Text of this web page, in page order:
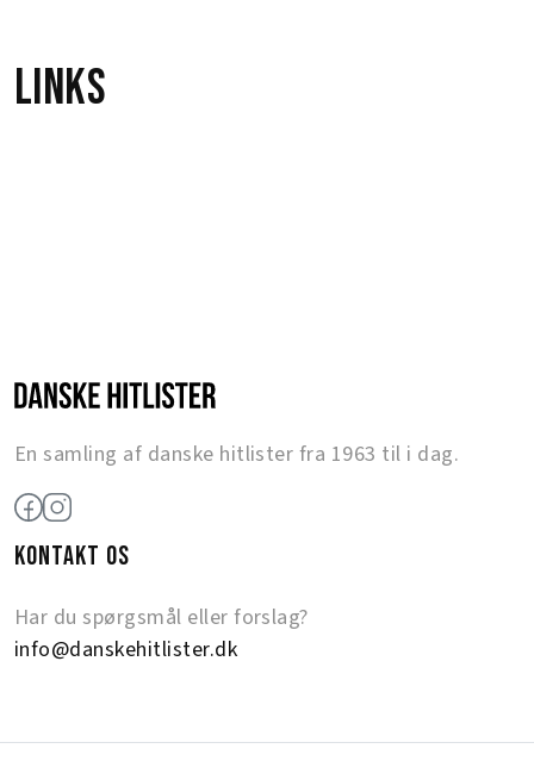
Links
En samling af danske hitlister fra 1963 til i dag.
KONTAKT OS
Har du spørgsmål eller forslag?
info@danskehitlister.dk